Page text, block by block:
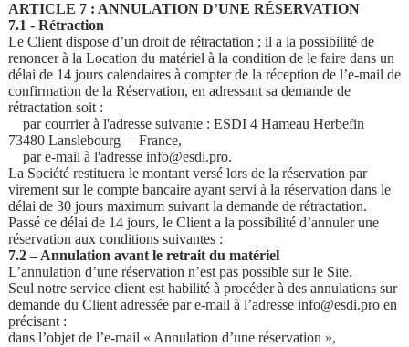
ARTICLE 7 : ANNULATION D’UNE RÉSERVATION
7.1 - Rétraction
Le Client dispose d’un droit de rétractation ; il a la possibilité de
renoncer à la Location du matériel à la condition de le faire dans un
délai de 14 jours calendaires à compter de la réception de l’e-mail de
confirmation de la Réservation, en adressant sa demande de
rétractation soit :
par courrier à l'adresse suivante : ESDI 4 Hameau Herbefin
73480 Lanslebourg – France,
par e-mail à l'adresse info@esdi.pro.
La Société restituera le montant versé lors de la réservation par
virement sur le compte bancaire ayant servi à la réservation dans le
délai de 30 jours maximum suivant la demande de rétractation.
Passé ce délai de 14 jours, le Client a la possibilité d’annuler une
réservation aux conditions suivantes :
7.2 – Annulation avant le retrait du matériel
L’annulation d’une réservation n’est pas possible sur le Site.
Seul notre service client est habilité à procéder à des annulations sur
demande du Client adressée par e-mail à l’adresse info@esdi.pro en
précisant :
dans l’objet de l’e-mail « Annulation d’une réservation »,